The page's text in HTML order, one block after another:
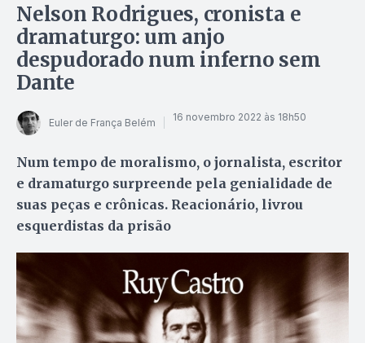
Nelson Rodrigues, cronista e
dramaturgo: um anjo
despudorado num inferno sem
Dante
Euler de França Belém 16 novembro 2022 às 18h50
Num tempo de moralismo, o jornalista, escritor
e dramaturgo surpreende pela genialidade de
suas peças e crônicas. Reacionário, livrou
esquerdistas da prisão